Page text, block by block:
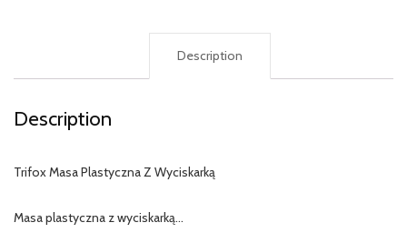
Description
Description
Trifox Masa Plastyczna Z Wyciskarką
Masa plastyczna z wyciskarką…